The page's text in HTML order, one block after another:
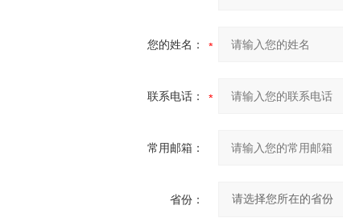
您的姓名：
联系电话：
常用邮箱：
省份：